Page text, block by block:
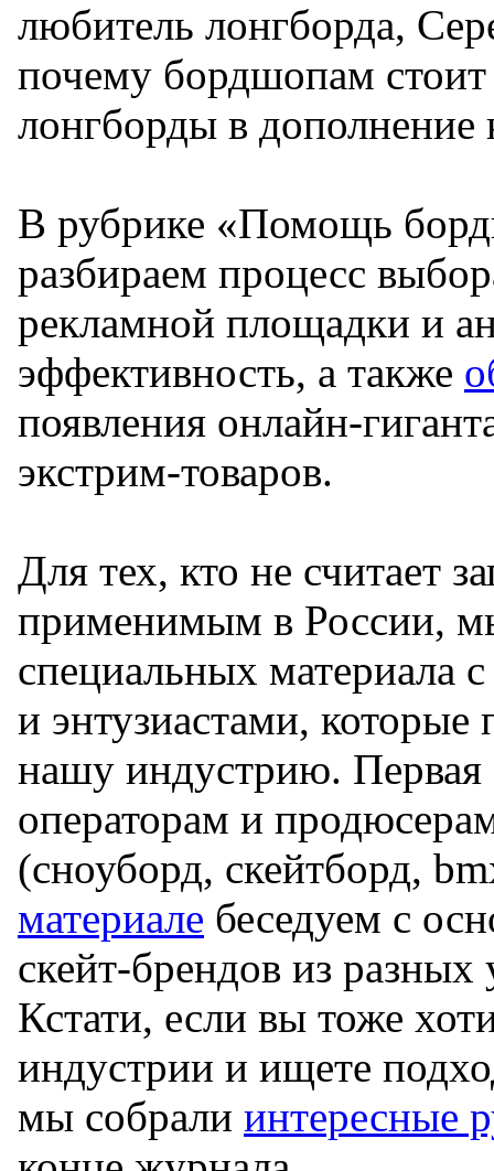
любитель лонгборда,
почему бордшопам стоит
лонгборды в дополнение
В рубрике «Помощь
разбираем процесс
рекламной площадки и
эффективность, а также
появления онлайн-
экстрим-товаров.
Для тех, кто не считает
применимым в России,
специальных материала
и энтузиастами, которые
нашу индустрию. Первая
операторам и
(сноуборд, скейтборд,
материале беседуем с
скейт-брендов из разных
Кстати, если вы тоже
индустрии и ищете
мы собрали интересные